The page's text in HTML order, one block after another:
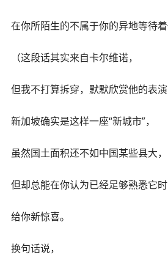
在你所陌生的不属于你的异地等待
（这段话其实来自卡尔维诺，
但我不打算拆穿，默默欣赏他的表演
新加坡确实是这样一座“新城市”，
虽然国土面积还不如中国某些县大，
但却总能在你认为已经足够熟悉它时
给你新惊喜。
换句话说，